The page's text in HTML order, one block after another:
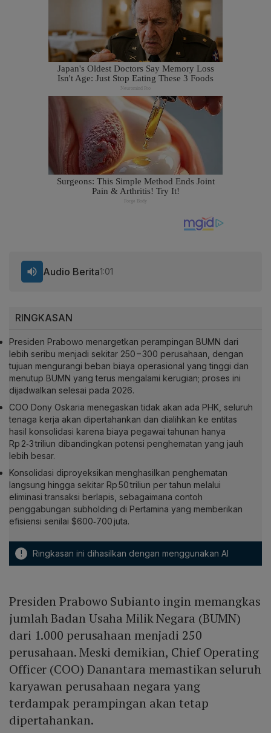
RINGKASAN
Presiden Prabowo menargetkan perampingan BUMN dari
lebih seribu menjadi sekitar 250 – 300 perusahaan, dengan
tujuan mengurangi beban biaya operasional yang tinggi dan
menutup BUMN yang terus mengalami kerugian; proses ini
dijadwalkan selesai pada 2026.
COO Dony Oskaria menegaskan tidak akan ada PHK, seluruh
tenaga kerja akan dipertahankan dan dialihkan ke entitas
hasil konsolidasi karena biaya pegawai tahunan hanya
Rp 2‑3 triliun dibandingkan potensi penghematan yang jauh
lebih besar.
Konsolidasi diproyeksikan menghasilkan penghematan
langsung hingga sekitar Rp 50 triliun per tahun melalui
eliminasi transaksi berlapis, sebagaimana contoh
penggabungan subholding di Pertamina yang memberikan
efisiensi senilai $600‑700 juta.
! Ringkasan ini dihasilkan dengan menggunakan AI
Audio Berita1:01
Presiden Prabowo Subianto ingin memangkas
jumlah Badan Usaha Milik Negara (BUMN)
dari 1.000 perusahaan menjadi 250
perusahaan. Meski demikian, Chief Operating
Officer (COO) Danantara memastikan seluruh
karyawan perusahaan negara yang
terdampak perampingan akan tetap
dipertahankan.